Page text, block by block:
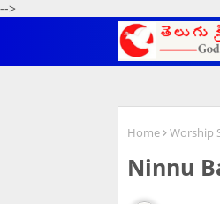
-->
Home Worship
Ninnu